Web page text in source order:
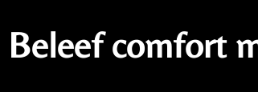
Beleef comfort